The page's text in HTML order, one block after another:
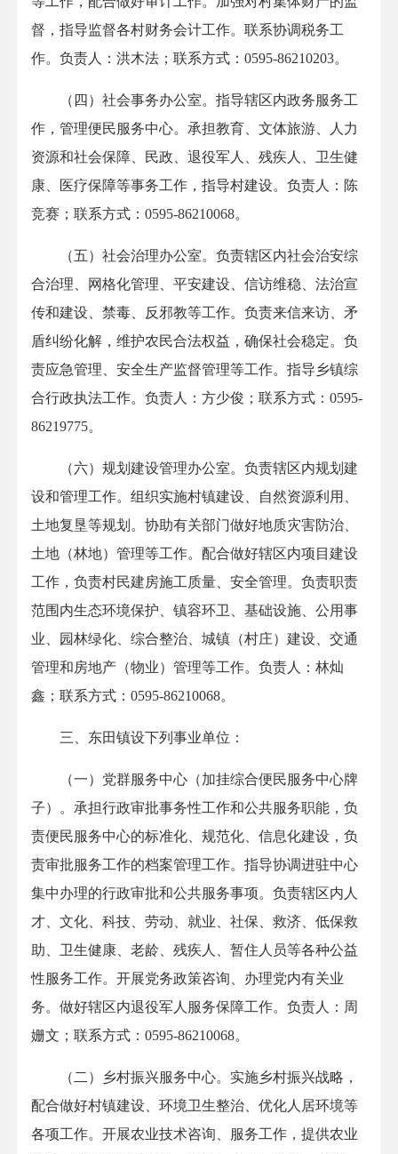
督，指导监督各村财务会计工作。联系协调税务工
作。负责人：洪木法；联系方式：0595-86210203。
（四）社会事务办公室。指导辖区内政务服务工
作，管理便民服务中心。承担教育、文体旅游、人力
资源和社会保障、民政、退役军人、残疾人、卫生健
康、医疗保障等事务工作，指导村建设。负责人：陈
竞赛；联系方式：0595-86210068。
（五）社会治理办公室。负责辖区内社会治安综
合治理、网格化管理、平安建设、信访维稳、法治宣
传和建设、禁毒、反邪教等工作。负责来信来访、矛
盾纠纷化解，维护农民合法权益，确保社会稳定。负
责应急管理、安全生产监督管理等工作。指导乡镇综
合行政执法工作。负责人：方少俊；联系方式：0595-
86219775。
（六）规划建设管理办公室。负责辖区内规划建
设和管理工作。组织实施村镇建设、自然资源利用、
土地复垦等规划。协助有关部门做好地质灾害防治、
土地（林地）管理等工作。配合做好辖区内项目建设
工作，负责村民建房施工质量、安全管理。负责职责
范围内生态环境保护、镇容环卫、基础设施、公用事
业、园林绿化、综合整治、城镇（村庄）建设、交通
管理和房地产（物业）管理等工作。负责人：林灿
鑫；联系方式：0595-86210068。
三、东田镇设下列事业单位：
（一）党群服务中心（加挂综合便民服务中心牌
子）。承担行政审批事务性工作和公共服务职能，负
责便民服务中心的标准化、规范化、信息化建设，负
责审批服务工作的档案管理工作。指导协调进驻中心
集中办理的行政审批和公共服务事项。负责辖区内人
才、文化、科技、劳动、就业、社保、救济、低保救
助、卫生健康、老龄、残疾人、暂住人员等各种公益
性服务工作。开展党务政策咨询、办理党内有关业
务。做好辖区内退役军人服务保障工作。负责人：周
姗文；联系方式：0595-86210068。
（二）乡村振兴服务中心。实施乡村振兴战略，
配合做好村镇建设、环境卫生整治、优化人居环境等
各项工作。开展农业技术咨询、服务工作，提供农业